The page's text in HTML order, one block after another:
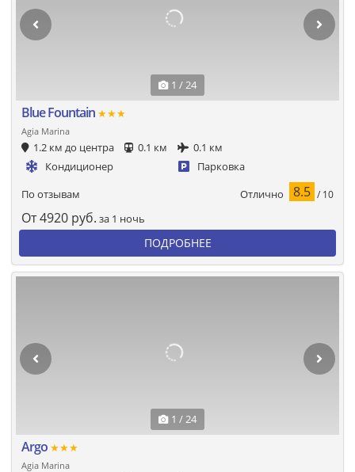
1 / 24
Blue Fountain ★★★
Agia Marina
1.2 км до центра 0.1 км
0.1 км
Кондиционер
Парковка
По отзывам Отлично 8.5 / 10
От4920 руб. за 1 ночь
ПОДРОБНЕЕ
1 / 24
Argo ★★★
Agia Marina